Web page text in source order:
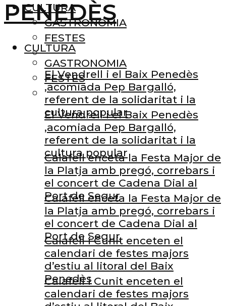
CULTURA
GASTRONOMIA
FESTES
El Vendrell i el Baix Penedès
,acomiada Pep Bargalló,
referent de la solidaritat i la
cultura popular
Calafell enceta la Festa Major de
la Platja amb pregó, correbars i
el concert de Cadena Dial al
Port de Segur
Calafell i Cunit enceten el
calendari de festes majors
d’estiu al litoral del Baix
Penedès
CULTURA
GASTRONOMIA
FESTES
El Vendrell i el Baix Penedès
,acomiada Pep Bargalló,
referent de la solidaritat i la
cultura popular
Calafell enceta la Festa Major de
la Platja amb pregó, correbars i
el concert de Cadena Dial al
Port de Segur
Calafell i Cunit enceten el
calendari de festes majors